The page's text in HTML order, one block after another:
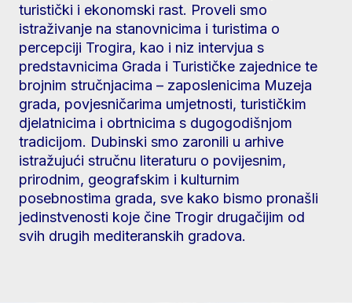
turistički i ekonomski rast. Proveli smo
istraživanje na stanovnicima i turistima o
percepciji Trogira, kao i niz intervjua s
predstavnicima Grada i Turističke zajednice te
brojnim stručnjacima – zaposlenicima Muzeja
grada, povjesničarima umjetnosti, turističkim
djelatnicima i obrtnicima s dugogodišnjom
tradicijom. Dubinski smo zaronili u arhive
istražujući stručnu literaturu o povijesnim,
prirodnim, geografskim i kulturnim
posebnostima grada, sve kako bismo pronašli
jedinstvenosti koje čine Trogir drugačijim od
svih drugih mediteranskih gradova.